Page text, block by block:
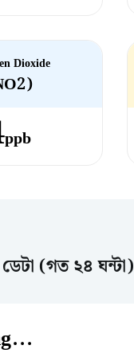
Dioxide
ppb
(গত ২৪ ঘন্টা)